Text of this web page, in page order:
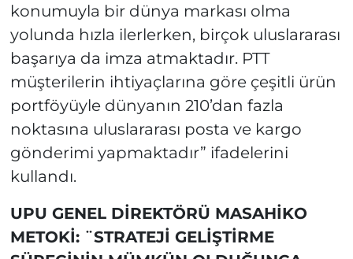
konumuyla bir dünya markası olma
yolunda hızla ilerlerken, birçok uluslararası
başarıya da imza atmaktadır. PTT
müşterilerin ihtiyaçlarına göre çeşitli ürün
portföyüyle dünyanın 210’dan fazla
noktasına uluslararası posta ve kargo
gönderimi yapmaktadır” ifadelerini
kullandı.
UPU GENEL DİREKTÖRÜ MASAHİKO
METOKİ: ¨STRATEJİ GELİŞTİRME